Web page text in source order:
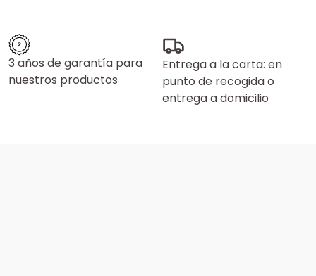
3 años de garantía para
nuestros productos
Entrega a la carta: en
punto de recogida o
entrega a domicilio